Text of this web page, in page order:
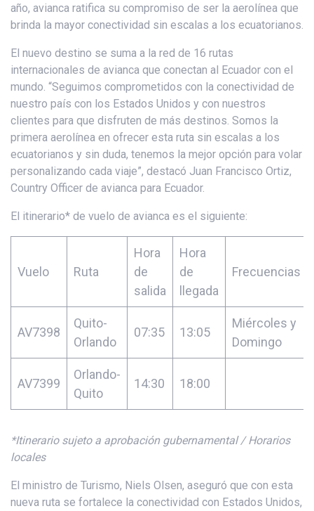
año, avianca ratifica su compromiso de ser la aerolínea que
brinda la mayor conectividad sin escalas a los ecuatorianos.
El nuevo destino se suma a la red de 16 rutas
internacionales de avianca que conectan al Ecuador con el
mundo. “Seguimos comprometidos con la conectividad de
nuestro país con los Estados Unidos y con nuestros
clientes para que disfruten de más destinos. Somos la
primera aerolínea en ofrecer esta ruta sin escalas a los
ecuatorianos y sin duda, tenemos la mejor opción para volar
personalizando cada viaje”, destacó Juan Francisco Ortiz,
Country Officer de avianca para Ecuador.
El itinerario* de vuelo de avianca es el siguiente:
Vuelo Ruta
Hora
de
salida
Hora
de
llegada
Frecuencias
AV7398
Quito-
Orlando
07:35 13:05
Miércoles y
Domingo
AV7399
Orlando-
Quito
14:30 18:00
*Itinerario sujeto a aprobación gubernamental / Horarios
locales
El ministro de Turismo, Niels Olsen, aseguró que con esta
nueva ruta se fortalece la conectividad con Estados Unidos,